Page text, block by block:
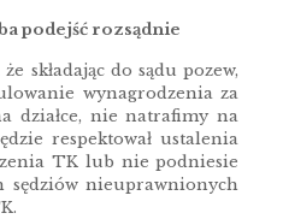
podejść rozsądnie
składając do sądu pozew,
wynagrodzenia za
działce, nie natrafimy na
respektował ustalenia
TK lub nie podniesie
sędziów nieuprawnionych